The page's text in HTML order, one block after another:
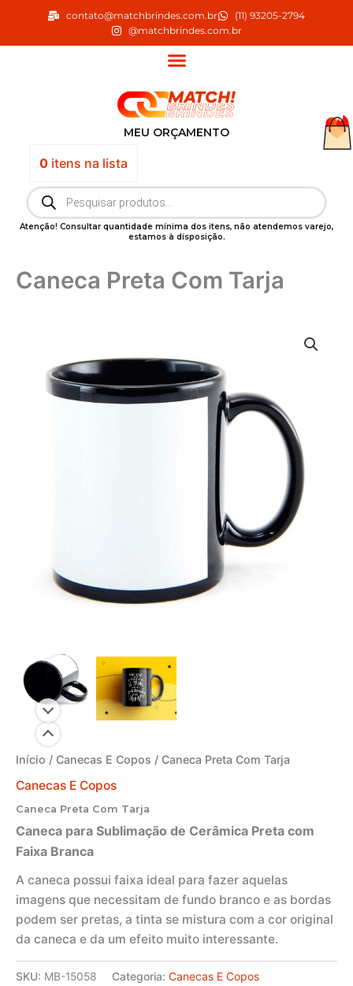
o
contato@matchbrindes.com.br
(11) 93205-2794
@matchbrindes.com.br
MEU ORÇAMENTO
0itens na lista
Pesquisar
produtos
Atenção! Consultar quantidade mínima dos itens, não atendemos varejo,
estamos à disposição.
Caneca Preta Com Tarja
Início / Canecas E Copos / Caneca Preta Com Tarja
Canecas E Copos
Caneca Preta Com Tarja
Caneca para Sublimação de Cerâmica Preta com
Faixa Branca
A caneca possui faixa ideal para fazer aquelas
imagens que necessitam de fundo branco e as bordas
podem ser pretas, a tinta se mistura com a cor original
da caneca e da um efeito muito interessante.
SKU: MB-15058 Categoria: Canecas E Copos